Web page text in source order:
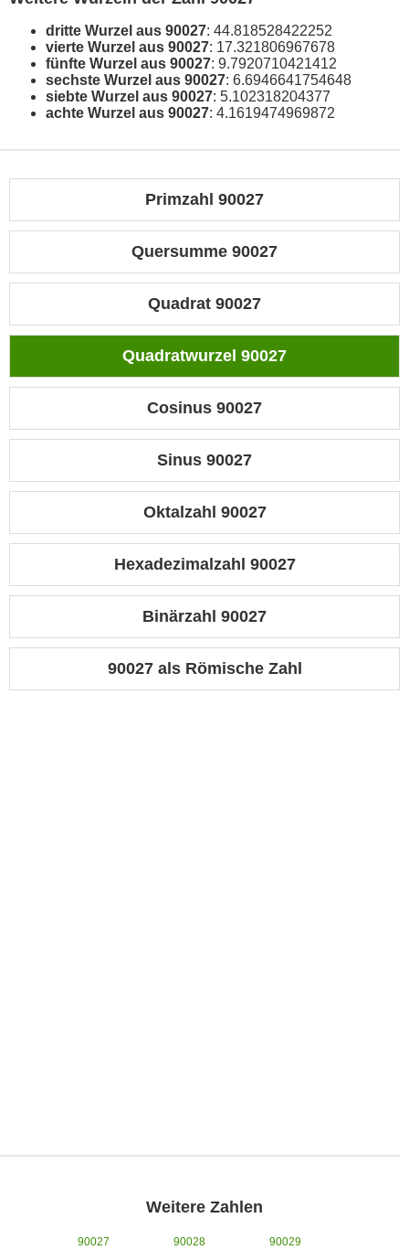
dritte Wurzel aus 90027: 44.818528422252
vierte Wurzel aus 90027: 17.321806967678
fünfte Wurzel aus 90027: 9.7920710421412
sechste Wurzel aus 90027: 6.6946641754648
siebte Wurzel aus 90027: 5.102318204377
achte Wurzel aus 90027: 4.1619474969872
Primzahl 90027
Quersumme 90027
Quadrat 90027
Quadratwurzel 90027
Cosinus 90027
Sinus 90027
Oktalzahl 90027
Hexadezimalzahl 90027
Binärzahl 90027
90027 als Römische Zahl
Weitere Zahlen
90027 90028
90029